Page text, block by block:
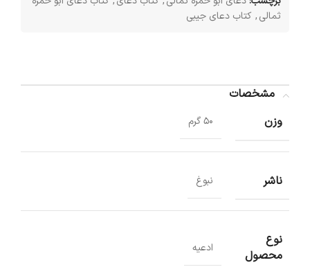
ثمالی, کتاب دعای جیبی
مشخصات
وزن
50 گرم
ناشر نبوغ
نوع
محصول
ادعیه